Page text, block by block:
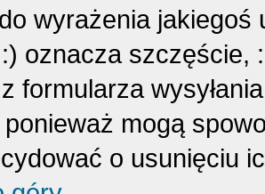
wyrażenia
oznacza szczęście,
formularza
mogą
o usunięciu